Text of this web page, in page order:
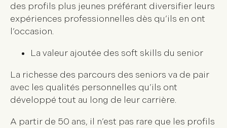
des profils plus jeunes préférant diversifier leurs
expériences professionnelles dès qu’ils en ont
l’occasion.
La valeur ajoutée des soft skills du senior
La richesse des parcours des seniors va de pair
avec les qualités personnelles qu’ils ont
développé tout au long de leur carrière.
A partir de 50 ans, il n’est pas rare que les profils